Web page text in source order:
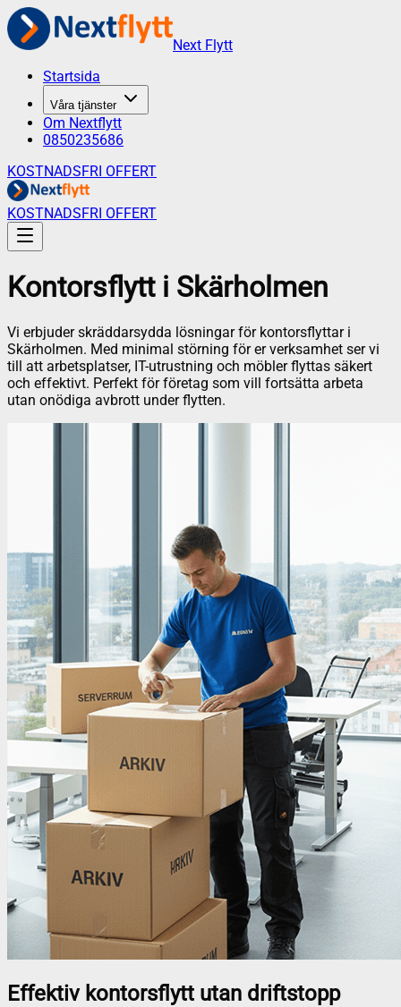
Next Flytt
Startsida
Våra tjänster
Om Nextflytt
0850235686
KOSTNADSFRI OFFERT
KOSTNADSFRI OFFERT
Kontorsflytt i Skärholmen
Vi erbjuder skräddarsydda lösningar för kontorsflyttar i
Skärholmen. Med minimal störning för er verksamhet ser vi
till att arbetsplatser, IT-utrustning och möbler flyttas säkert
och effektivt. Perfekt för företag som vill fortsätta arbeta
utan onödiga avbrott under flytten.
Effektiv kontorsflytt utan driftstopp